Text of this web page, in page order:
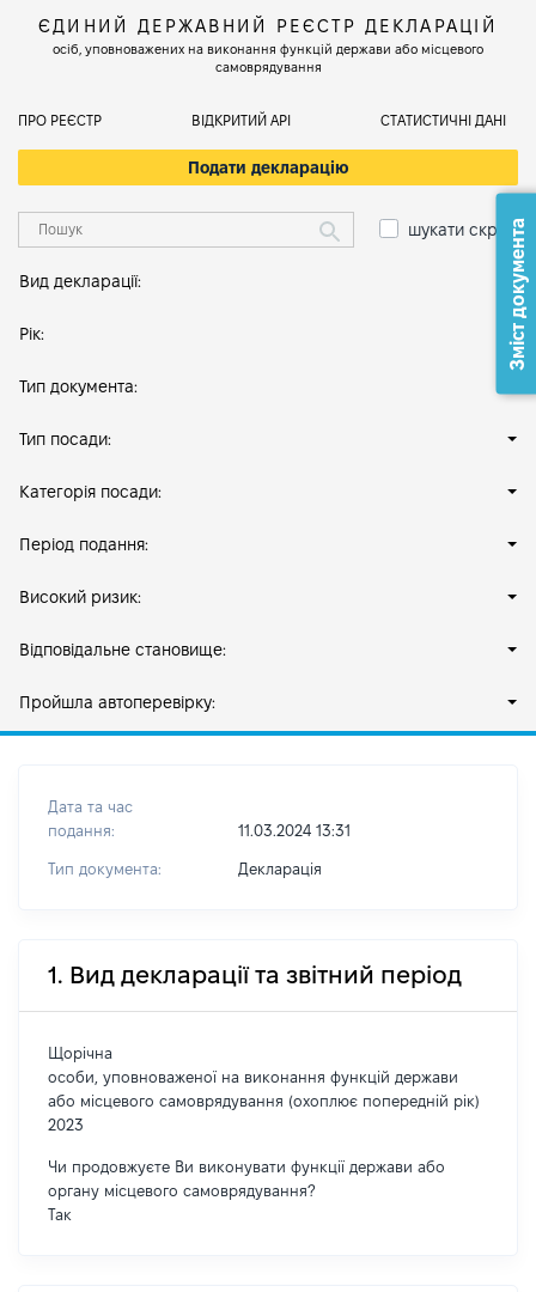
ЄДИНИЙ ДЕРЖАВНИЙ РЕЄСТР ДЕКЛАРАЦІЙ
осіб, уповноважених на виконання функцій держави або місцевого
самоврядування
ПРО РЕЄСТР ВІДКРИТИЙ АРІ СТАТИСТИЧНІ ДАНІ
Подати декларацію
шукати скрізь
Вид декларації:
Рік:
Тип документа:
Тип посади:
Категорія посади:
Період подання:
Високий ризик:
Відповідальне становище:
Пройшла автоперевірку:
Дата та час
подання:
11.03.2024 13:31
Тип документа: Декларація
1. Вид декларації та звітний період
Щорічна
особи, уповноваженої на виконання функцій держави
або місцевого самоврядування (охоплює попередній рік)
2023
Чи продовжуєте Ви виконувати функції держави або
органу місцевого самоврядування?
Так
Зміст документа